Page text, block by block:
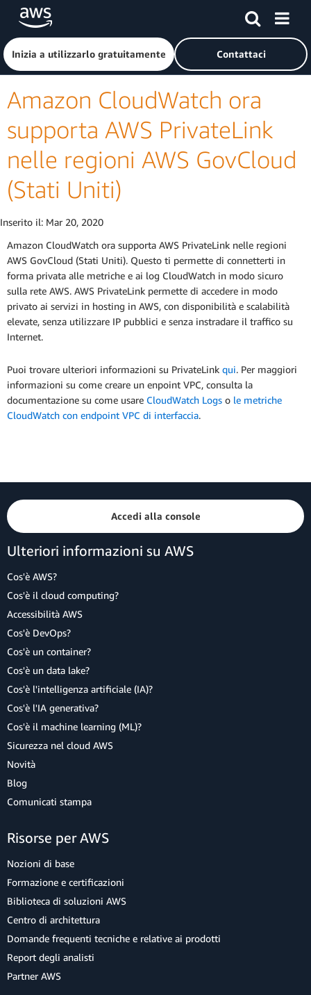
Passa al contenuto principale
Fai clic qui per tornare alla home page di Amazon Web
Inizia a utilizzarlo gratuitamente Contattaci
Amazon CloudWatch ora
supporta AWS PrivateLink
nelle regioni AWS GovCloud
(Stati Uniti)
Inserito il: Mar 20, 2020
Amazon CloudWatch ora supporta AWS PrivateLink nelle regioni
AWS GovCloud (Stati Uniti). Questo ti permette di connetterti in
forma privata alle metriche e ai log CloudWatch in modo sicuro
sulla rete AWS. AWS PrivateLink permette di accedere in modo
privato ai servizi in hosting in AWS, con disponibilità e scalabilità
elevate, senza utilizzare IP pubblici e senza instradare il traffico su
Internet.
Puoi trovare ulteriori informazioni su PrivateLink qui. Per maggiori
informazioni su come creare un enpoint VPC, consulta la
documentazione su come usare CloudWatch Logs o le metriche
CloudWatch con endpoint VPC di interfaccia.
Accedi alla console
Ulteriori informazioni su AWS
Cos'è AWS?
Cos'è il cloud computing?
Accessibilità AWS
Cos'è DevOps?
Cos'è un container?
Cos'è un data lake?
Cos'è l'intelligenza artificiale (IA)?
Cos'è l'IA generativa?
Cos'è il machine learning (ML)?
Sicurezza nel cloud AWS
Novità
Blog
Comunicati stampa
Risorse per AWS
Nozioni di base
Formazione e certificazioni
Biblioteca di soluzioni AWS
Centro di architettura
Domande frequenti tecniche e relative ai prodotti
Report degli analisti
Partner AWS